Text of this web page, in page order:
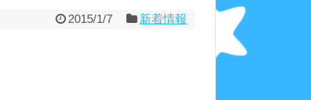
2015/1/7 新着情報